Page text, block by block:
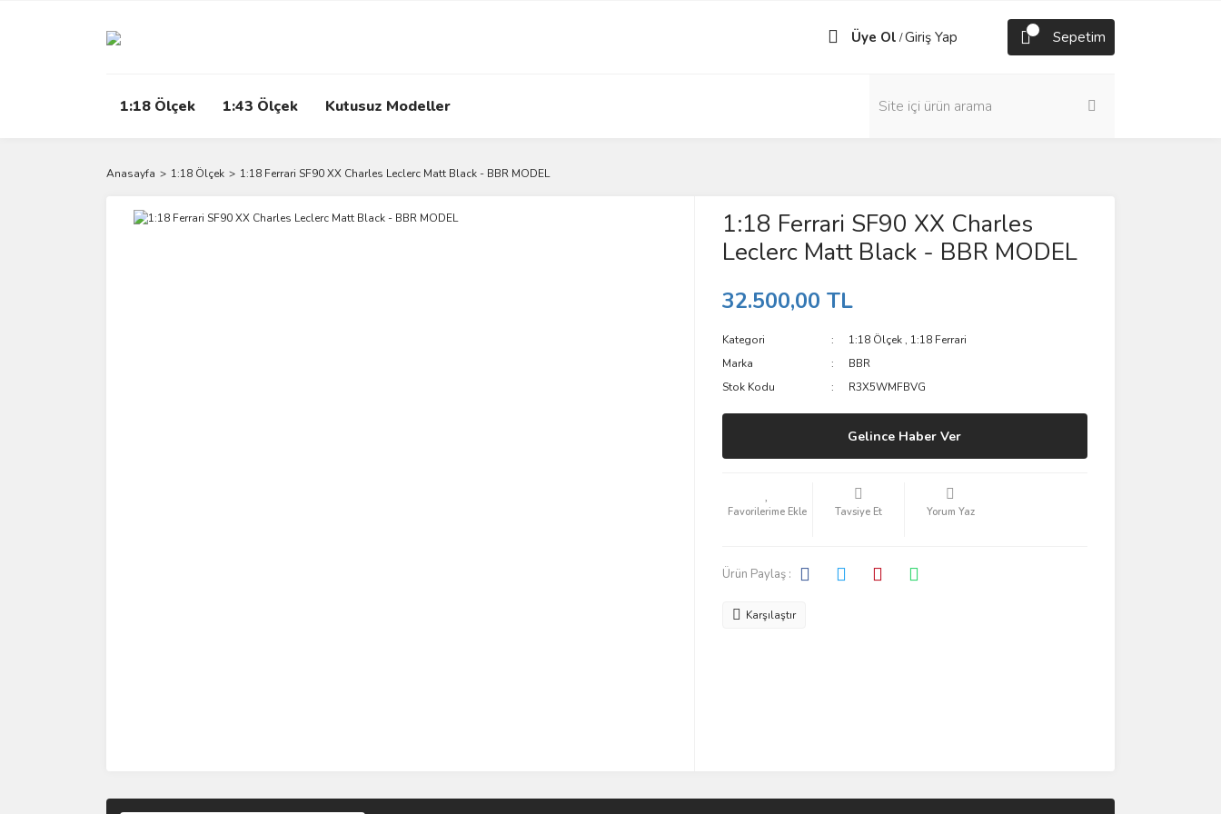
Üye Ol /Giriş Yap Sepetim
1:18 Ölçek 1:43 Ölçek Kutusuz Modeller
Anasayfa 1:18 Ölçek 1:18 Ferrari SF90 XX Charles Leclerc Matt Black - BBR MODEL
1:18 Ferrari SF90 XX Charles
Leclerc Matt Black - BBR MODEL
32.500,00 TL
Kategori 1:18 Ölçek , 1:18 Ferrari
Marka
BBR
Stok Kodu
R3X5WMFBVG
Gelince Haber Ver
Tavsiye Et Yorum Yaz
Ürün Paylaş :
Karşılaştır